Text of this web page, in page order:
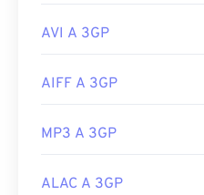
AVI A 3GP
AIFF A 3GP
MP3 A 3GP
ALAC A 3GP